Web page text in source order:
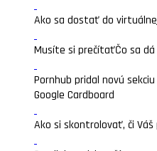
Ako sa dostať do
Musíte si prečítaťČo sa
Pornhub pridal novú
Google Cardboard
Ako si skontrolovať, či